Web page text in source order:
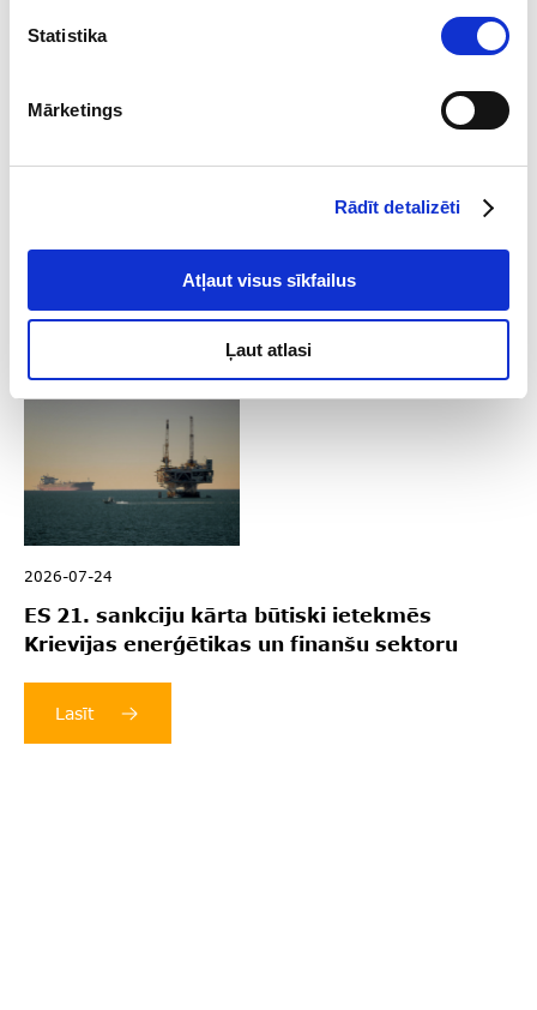
Statistika
Mārketings
Rādīt detalizēti
Atļaut visus sīkfailus
Ļaut atlasi
2026-07-24
ES 21. sankciju kārta būtiski ietekmēs
Krievijas enerģētikas un finanšu sektoru
Lasīt